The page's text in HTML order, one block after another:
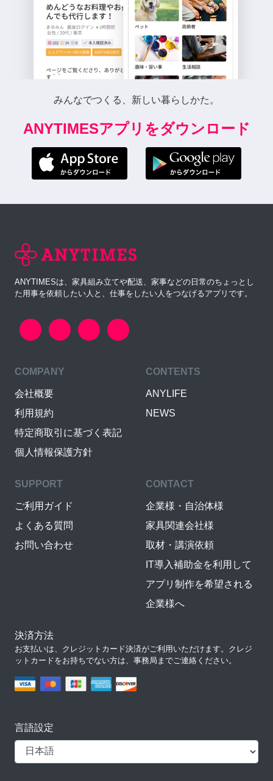
みんなでつくる、新しい暮らしかた。
ANYTIMESアプリをダウンロード
ANYTIMESは、家具組み立てや配送、家事などの日常のちょっとし
た用事を依頼したい人と、仕事をしたい人をつなげるアプリです。
COMPANY
会社概要
利用規約
特定商取引に基づく表記
個人情報保護方針
CONTENTS
ANYLIFE
NEWS
SUPPORT
ご利用ガイド
よくある質問
お問い合わせ
CONTACT
企業様・自治体様
家具関連会社様
取材・講演依頼
IT導入補助金を利用して
アプリ制作を希望される
企業様へ
決済方法
お支払いは、クレジットカード決済がご利用いただけます。クレジ
ットカードをお持ちでない方は、事務局までご連絡ください。
言語設定